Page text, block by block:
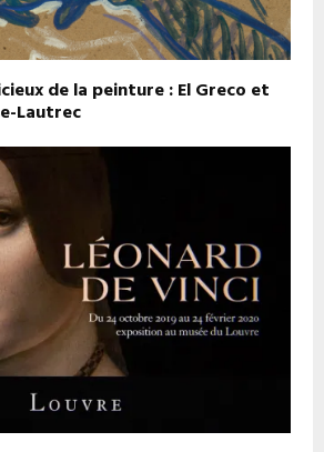
de la peinture : El Greco et
Lautrec